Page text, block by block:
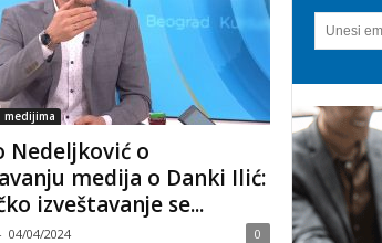
medijima
Nedeljković o
medija o Danki Ilić:
izveštavanje se...
04/04/2024 0